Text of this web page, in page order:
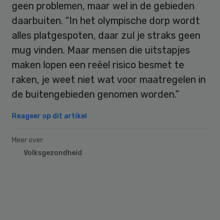
geen problemen, maar wel in de gebieden
daarbuiten. “In het olympische dorp wordt
alles platgespoten, daar zul je straks geen
mug vinden. Maar mensen die uitstapjes
maken lopen een reëel risico besmet te
raken, je weet niet wat voor maatregelen in
de buitengebieden genomen worden.”
Reageer op dit artikel
Meer over:
Volksgezondheid